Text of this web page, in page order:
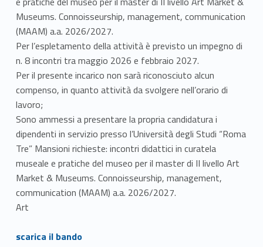
Museums. Connoisseurship, management, communication
(MAAM) a.a. 2026/2027.
Per l’espletamento della attività è previsto un impegno di
n. 8 incontri tra maggio 2026 e febbraio 2027.
Per il presente incarico non sarà riconosciuto alcun
compenso, in quanto attività da svolgere nell’orario di
lavoro;
Sono ammessi a presentare la propria candidatura i
dipendenti in servizio presso l’Università degli Studi “Roma
Tre” Mansioni richieste: incontri didattici in curatela
museale e pratiche del museo per il master di II livello Art
Market & Museums. Connoisseurship, management,
communication (MAAM) a.a. 2026/2027.
Art
scarica il bando